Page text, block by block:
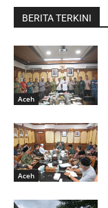
BERITA TERKINI
Aceh
Aceh